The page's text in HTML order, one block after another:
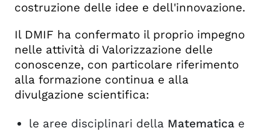
costruzione delle idee e dell'innovazione.
Il DMIF ha confermato il proprio impegno
nelle attività di Valorizzazione delle
conoscenze, con particolare riferimento
alla formazione continua e alla
divulgazione scientifica:
le aree disciplinari della Matematica e